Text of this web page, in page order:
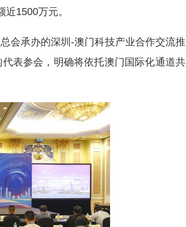
1500万元。
承办的深圳-澳门科技产业合作交流推
表参会，明确将依托澳门国际化通道共